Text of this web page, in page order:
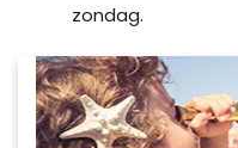
zondag.